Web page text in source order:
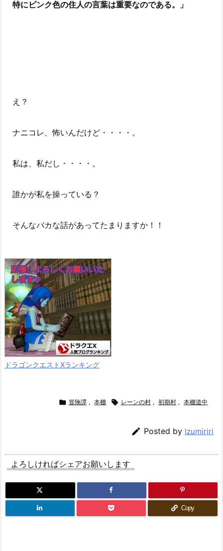
特にピンク色の住人の言葉は重要なのである。」
え？
ナニコレ、怖いんだけど・・・・。
私は、私だし・・・・。
誰かが私を操っている？
そんなバカな話があってたまりますか！！
ドラゴンクエストXランキング
 冒険譚 , 本棚  レーンの村 , 初期村 , 本棚道中
 Posted by Izumiriri
よろしければシェアお願いします
Copy